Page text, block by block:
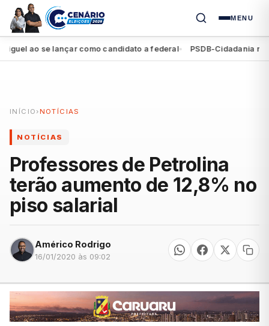
MENU
ao se lançar como candidato a federal● PSDB-Cidadania
INÍCIO › NOTÍCIAS
NOTÍCIAS
Professores de Petrolina
terão aumento de 12,8% no
piso salarial
Américo Rodrigo
16/01/2020 às 09:02